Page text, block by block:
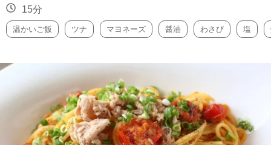
15分
温かいご飯 ツナ マヨネーズ 醤油 わさび 塩